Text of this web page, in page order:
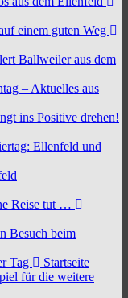
einem guten Weg
Ballweiler aus dem
– Aktuelles aus
ins Positive drehen!
Ellenfeld und
Reise tut …
Besuch beim
Tag
Startseite
für die weitere